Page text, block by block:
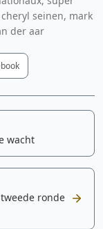
seinen, mark
der aar
wacht
ronde